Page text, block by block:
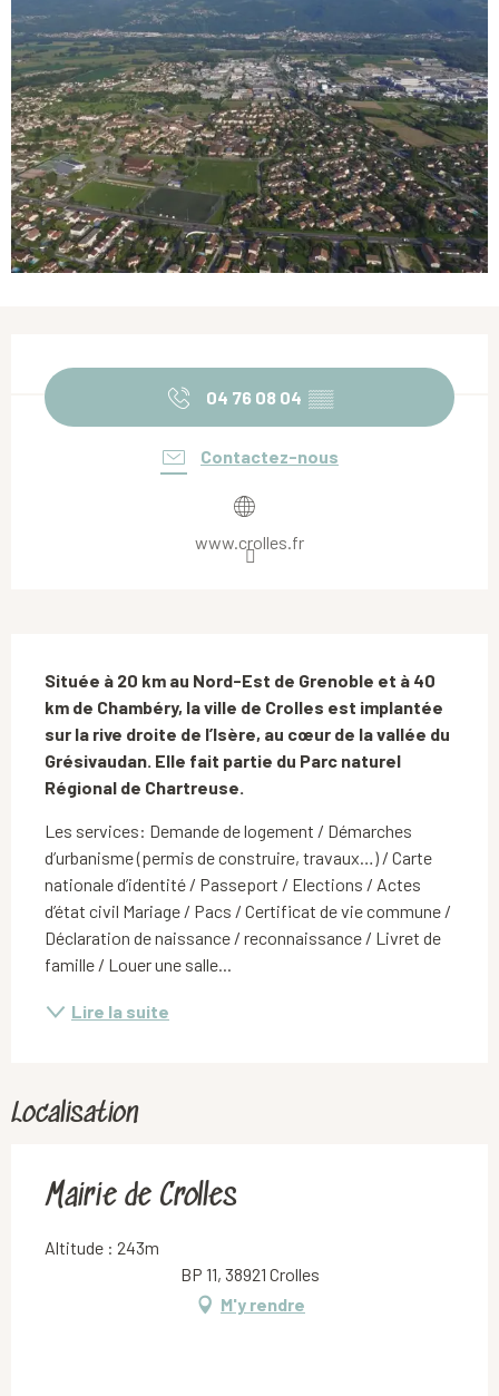
04 76 08 04 ▒▒
Contactez-nous
www.crolles.fr
Située à 20 km au Nord-Est de Grenoble et à 40
km de Chambéry, la ville de Crolles est implantée
sur la rive droite de l’Isère, au cœur de la vallée du
Grésivaudan. Elle fait partie du Parc naturel
Régional de Chartreuse.
Les services: Demande de logement / Démarches
d’urbanisme (permis de construire, travaux…) / Carte
nationale d’identité / Passeport / Elections / Actes
d’état civil Mariage / Pacs / Certificat de vie commune /
Déclaration de naissance / reconnaissance / Livret de
famille / Louer une salle...
Lire la suite
Localisation
Mairie de Crolles
Altitude : 243m
BP 11, 38921 Crolles
M'y rendre